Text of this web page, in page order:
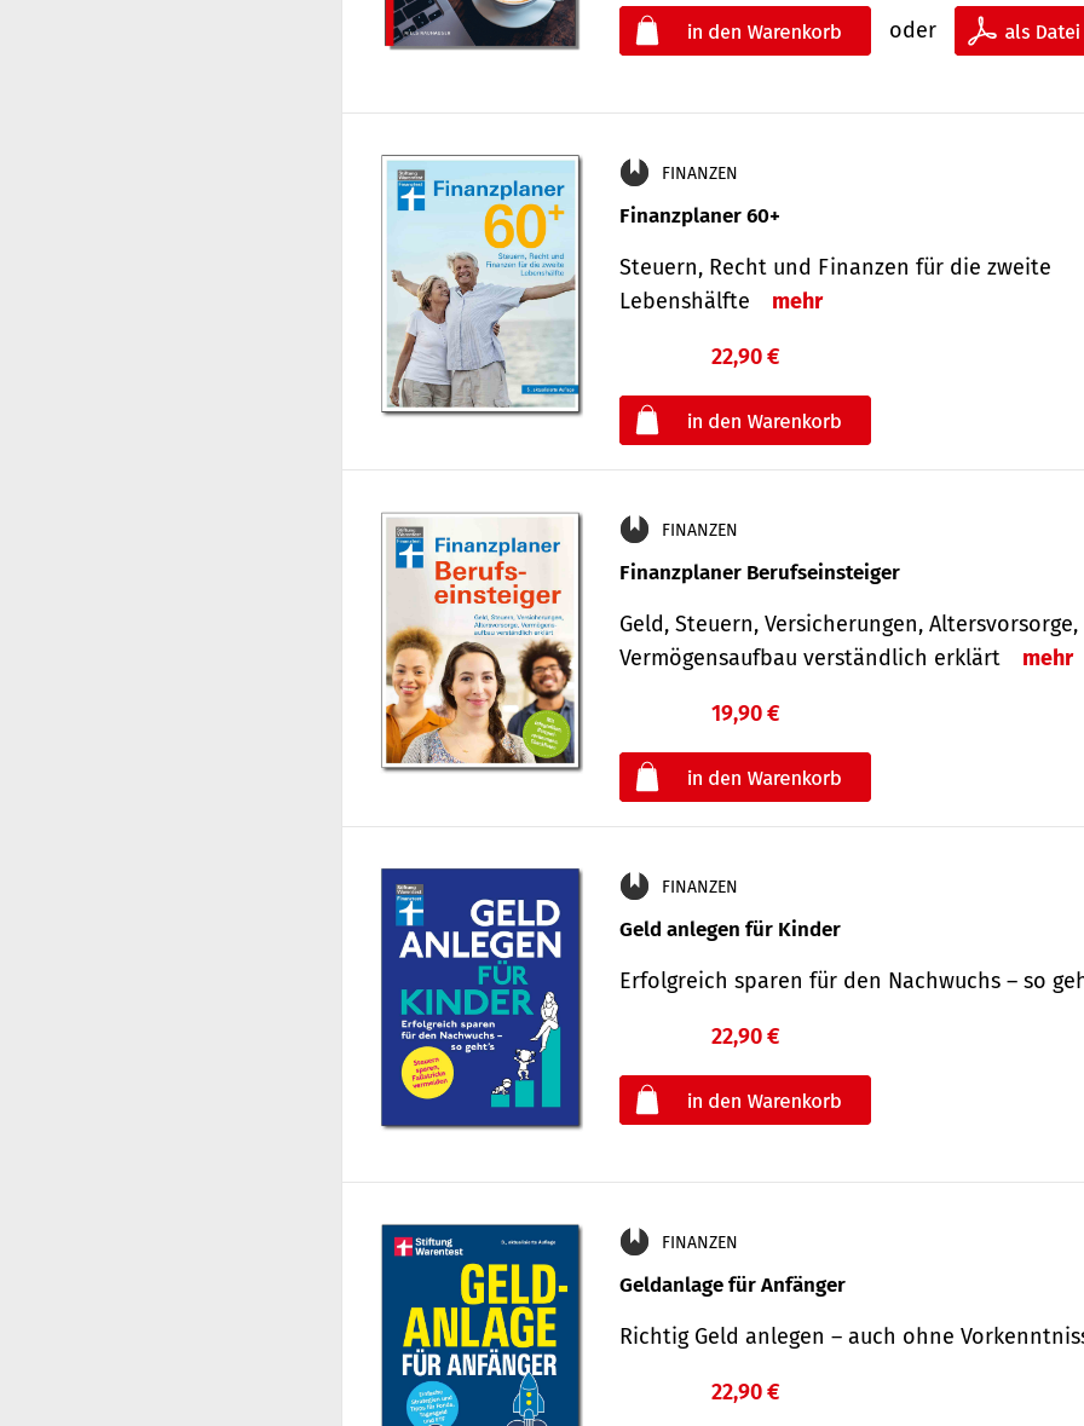
oder
FINANZEN
Finanzplaner 60+
Steuern, Recht und Finanzen für die zweite
Lebenshälfte
mehr
22,90 €
FINANZEN
Finanzplaner Berufseinsteiger
Geld, Steuern, Versicherungen, Altersvorsorge,
Vermögensaufbau verständlich erklärt
mehr
19,90 €
FINANZEN
Geld anlegen für Kinder
Erfolgreich sparen für den Nachwuchs – so
22,90 €
FINANZEN
Geldanlage für Anfänger
Richtig Geld anlegen – auch ohne
22,90 €